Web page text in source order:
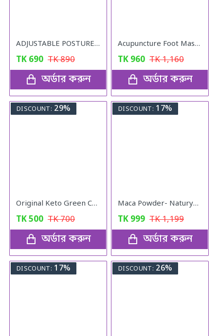
ADJUSTABLE POSTURE Back Support Belt (UNISEX)
TK 690 TK890
অর্ডার করুন
Acupuncture Foot Massager
TK 960 TK1,160
অর্ডার করুন
DISCOUNT: 29%
Original Keto Green Coffee weight loss
TK500 TK700
অর্ডার করুন
DISCOUNT: 17%
Maca Powder- Naturya Organic
TK 999 TK1,199
অর্ডার করুন
DISCOUNT: 17% DISCOUNT: 26%